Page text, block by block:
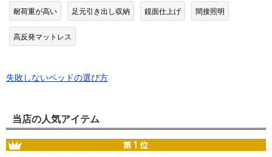
耐荷重が高い 足元引き出し収納 鏡面仕上げ 間接照明
高反発マットレス
失敗しないベッドの選び方
当店の人気アイテム